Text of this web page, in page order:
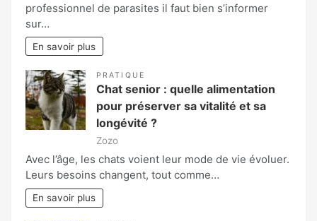
professionnel de parasites il faut bien s’informer
sur…
En savoir plus
PRATIQUE
Chat senior : quelle alimentation
pour préserver sa vitalité et sa
longévité ?
Zozo
Avec l’âge, les chats voient leur mode de vie évoluer.
Leurs besoins changent, tout comme…
En savoir plus